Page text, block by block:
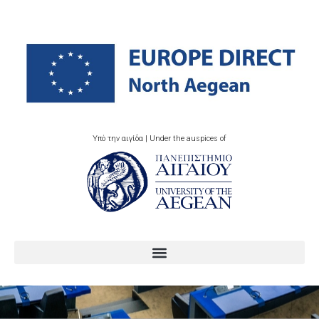
Υπό την αιγίδα | Under the auspices of